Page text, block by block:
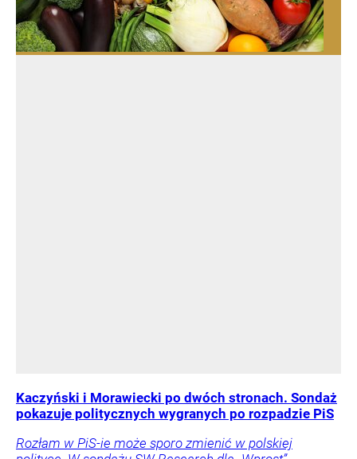
Kaczyński i Morawiecki po dwóch stronach. Sondaż
pokazuje politycznych wygranych po rozpadzie PiS
Rozłam w PiS-ie może sporo zmienić w polskiej